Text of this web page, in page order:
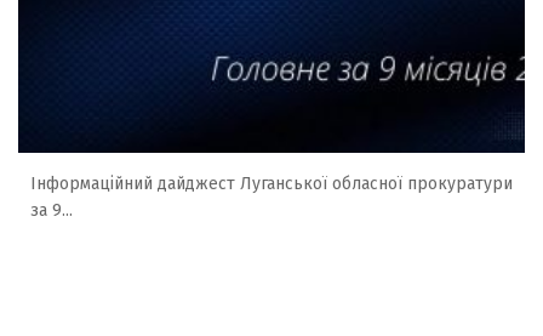
Інформаційний дайджест Луганської обласної прокуратури
за 9...